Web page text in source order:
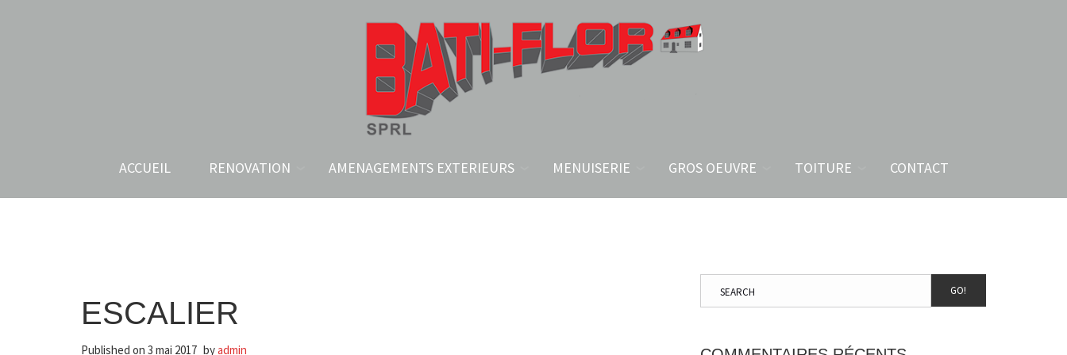
ACCUEIL RENOVATION AMENAGEMENTS EXTERIEURS MENUISERIE GROS OEUVRE TOITURE CONTACT
ESCALIER
Published on 3 mai 2017 byadmin
GO!